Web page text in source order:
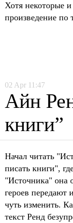
Хотя некоторые
произведение по
02 Apr 11:47
Айн
книги”
Начал читать
писать книги",
"Источника" она
героев передают
чуть изменить.
текст Ренд